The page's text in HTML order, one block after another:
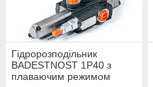
Гідророзподільник
BADESTNOST 1P40 з
плаваючим режимом